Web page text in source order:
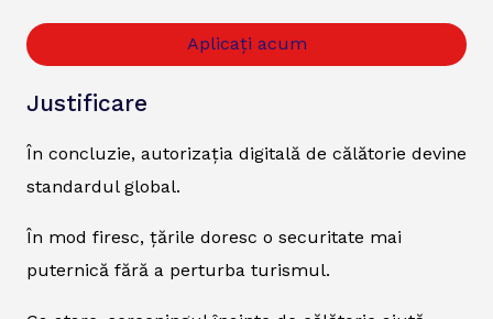
Aplicați acum
Justificare
În concluzie, autorizația digitală de călătorie devine
standardul global.
În mod firesc, țările doresc o securitate mai
puternică fără a perturba turismul.